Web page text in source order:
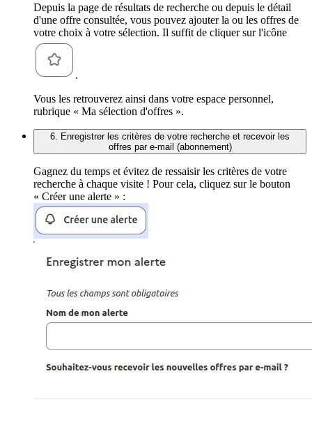
Depuis la page de résultats de recherche ou depuis le détail
d'une offre consultée, vous pouvez ajouter la ou les offres de
votre choix à votre sélection. Il suffit de cliquer sur l'icône
.
Vous les retrouverez ainsi dans votre espace personnel,
rubrique « Ma sélection d'offres ».
6. Enregistrer les critères de votre recherche et recevoir les
offres par e-mail (abonnement)
Gagnez du temps et évitez de ressaisir les critères de votre
recherche à chaque visite ! Pour cela, cliquez sur le bouton
« Créer une alerte » :